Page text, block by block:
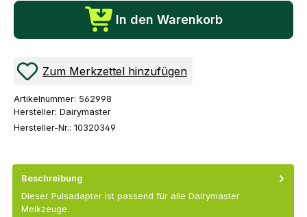
In den Warenkorb
Zum Merkzettel hinzufügen
Artikelnummer: 562998
Hersteller: Dairymaster
Hersteller-Nr.: 10320349
Beschreibung
Dieser Pulsadapter ist passend für alle Dairymaster
Melkzeuge.